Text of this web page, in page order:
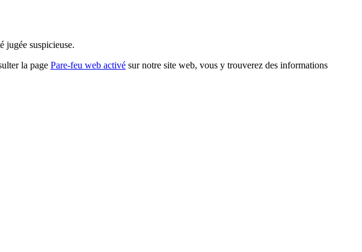
jugée suspicieuse.
la page Pare-feu web activé sur notre site web, vous y trouverez des informations